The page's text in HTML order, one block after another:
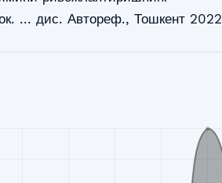
... дис. Автореф., Тошкент 2022